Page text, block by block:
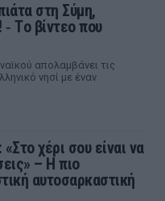
στη Σύμη,
Tο βίντεο που
απολαμβάνει τις
νησί με έναν
χέρι σου είναι να
– Η πιο
αυτοσαρκαστική